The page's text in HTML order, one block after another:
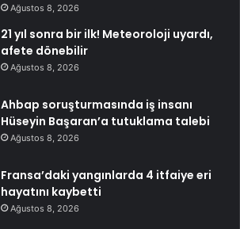
Ağustos 8, 2026
21 yıl sonra bir ilk! Meteoroloji uyardı,
afete dönebilir
Ağustos 8, 2026
Ahbap soruşturmasında iş insanı
Hüseyin Başaran’a tutuklama talebi
Ağustos 8, 2026
Fransa’daki yangınlarda 4 itfaiye eri
hayatını kaybetti
Ağustos 8, 2026